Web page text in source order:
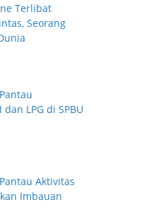
Terlibat
Seorang
LPG di SPBU
Aktivitas
Imbauan